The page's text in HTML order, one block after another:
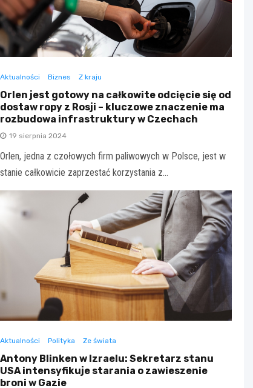
Aktualności Biznes Z kraju
Orlen jest gotowy na całkowite odcięcie się od
dostaw ropy z Rosji – kluczowe znaczenie ma
rozbudowa infrastruktury w Czechach
19 sierpnia 2024
Orlen, jedna z czołowych firm paliwowych w Polsce, jest w
stanie całkowicie zaprzestać korzystania z…
Aktualności Polityka Ze świata
Antony Blinken w Izraelu: Sekretarz stanu
USA intensyfikuje starania o zawieszenie
broni w Gazie